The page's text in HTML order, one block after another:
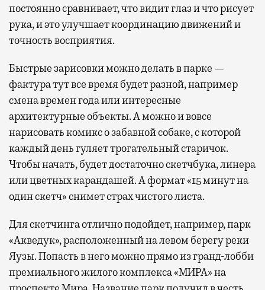
постоянно сравнивает, что видит глаз и что рисует
рука, и это улучшает координацию движений и
точность восприятия.
Быстрые зарисовки можно делать в парке —
фактура тут все время будет разной, например
смена времен года или интересные
архитектурные объекты. А можно и вовсе
нарисовать комикс о забавной собаке, с которой
каждый день гуляет трогательный старичок.
Чтобы начать, будет достаточно скетчбука, линера
или цветных карандашей. А формат «15 минут на
один скетч» снимет страх чистого листа.
Для скетчинга отлично подойдет, например, парк
«Акведук», расположенный на левом берегу реки
Яузы. Попасть в него можно прямо из гранд-лобби
премиального жилого комплекса «МИРА» на